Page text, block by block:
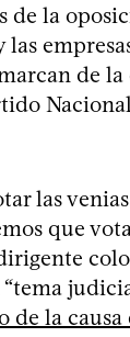
de la
de
las
que
de la